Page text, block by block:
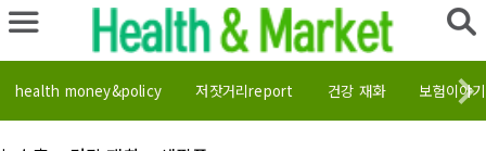
health money&policy 저잣거리report 건강 재화 보험이야기